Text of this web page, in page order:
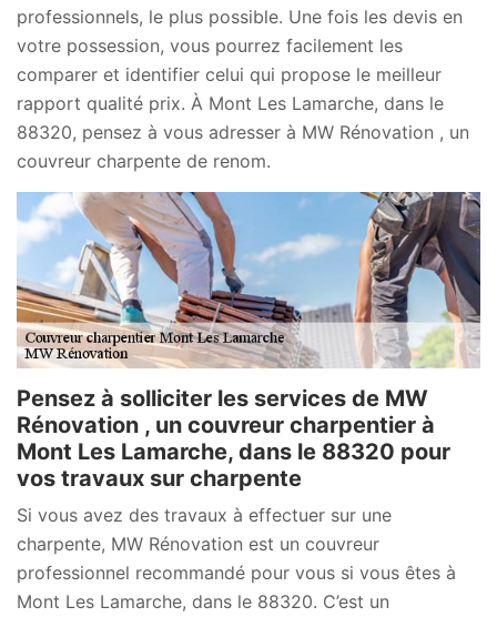
professionnels, le plus possible. Une fois les devis en
votre possession, vous pourrez facilement les
comparer et identifier celui qui propose le meilleur
rapport qualité prix. À Mont Les Lamarche, dans le
88320, pensez à vous adresser à MW Rénovation , un
couvreur charpente de renom.
Pensez à solliciter les services de MW
Rénovation , un couvreur charpentier à
Mont Les Lamarche, dans le 88320 pour
vos travaux sur charpente
Si vous avez des travaux à effectuer sur une
charpente, MW Rénovation est un couvreur
professionnel recommandé pour vous si vous êtes à
Mont Les Lamarche, dans le 88320. C’est un